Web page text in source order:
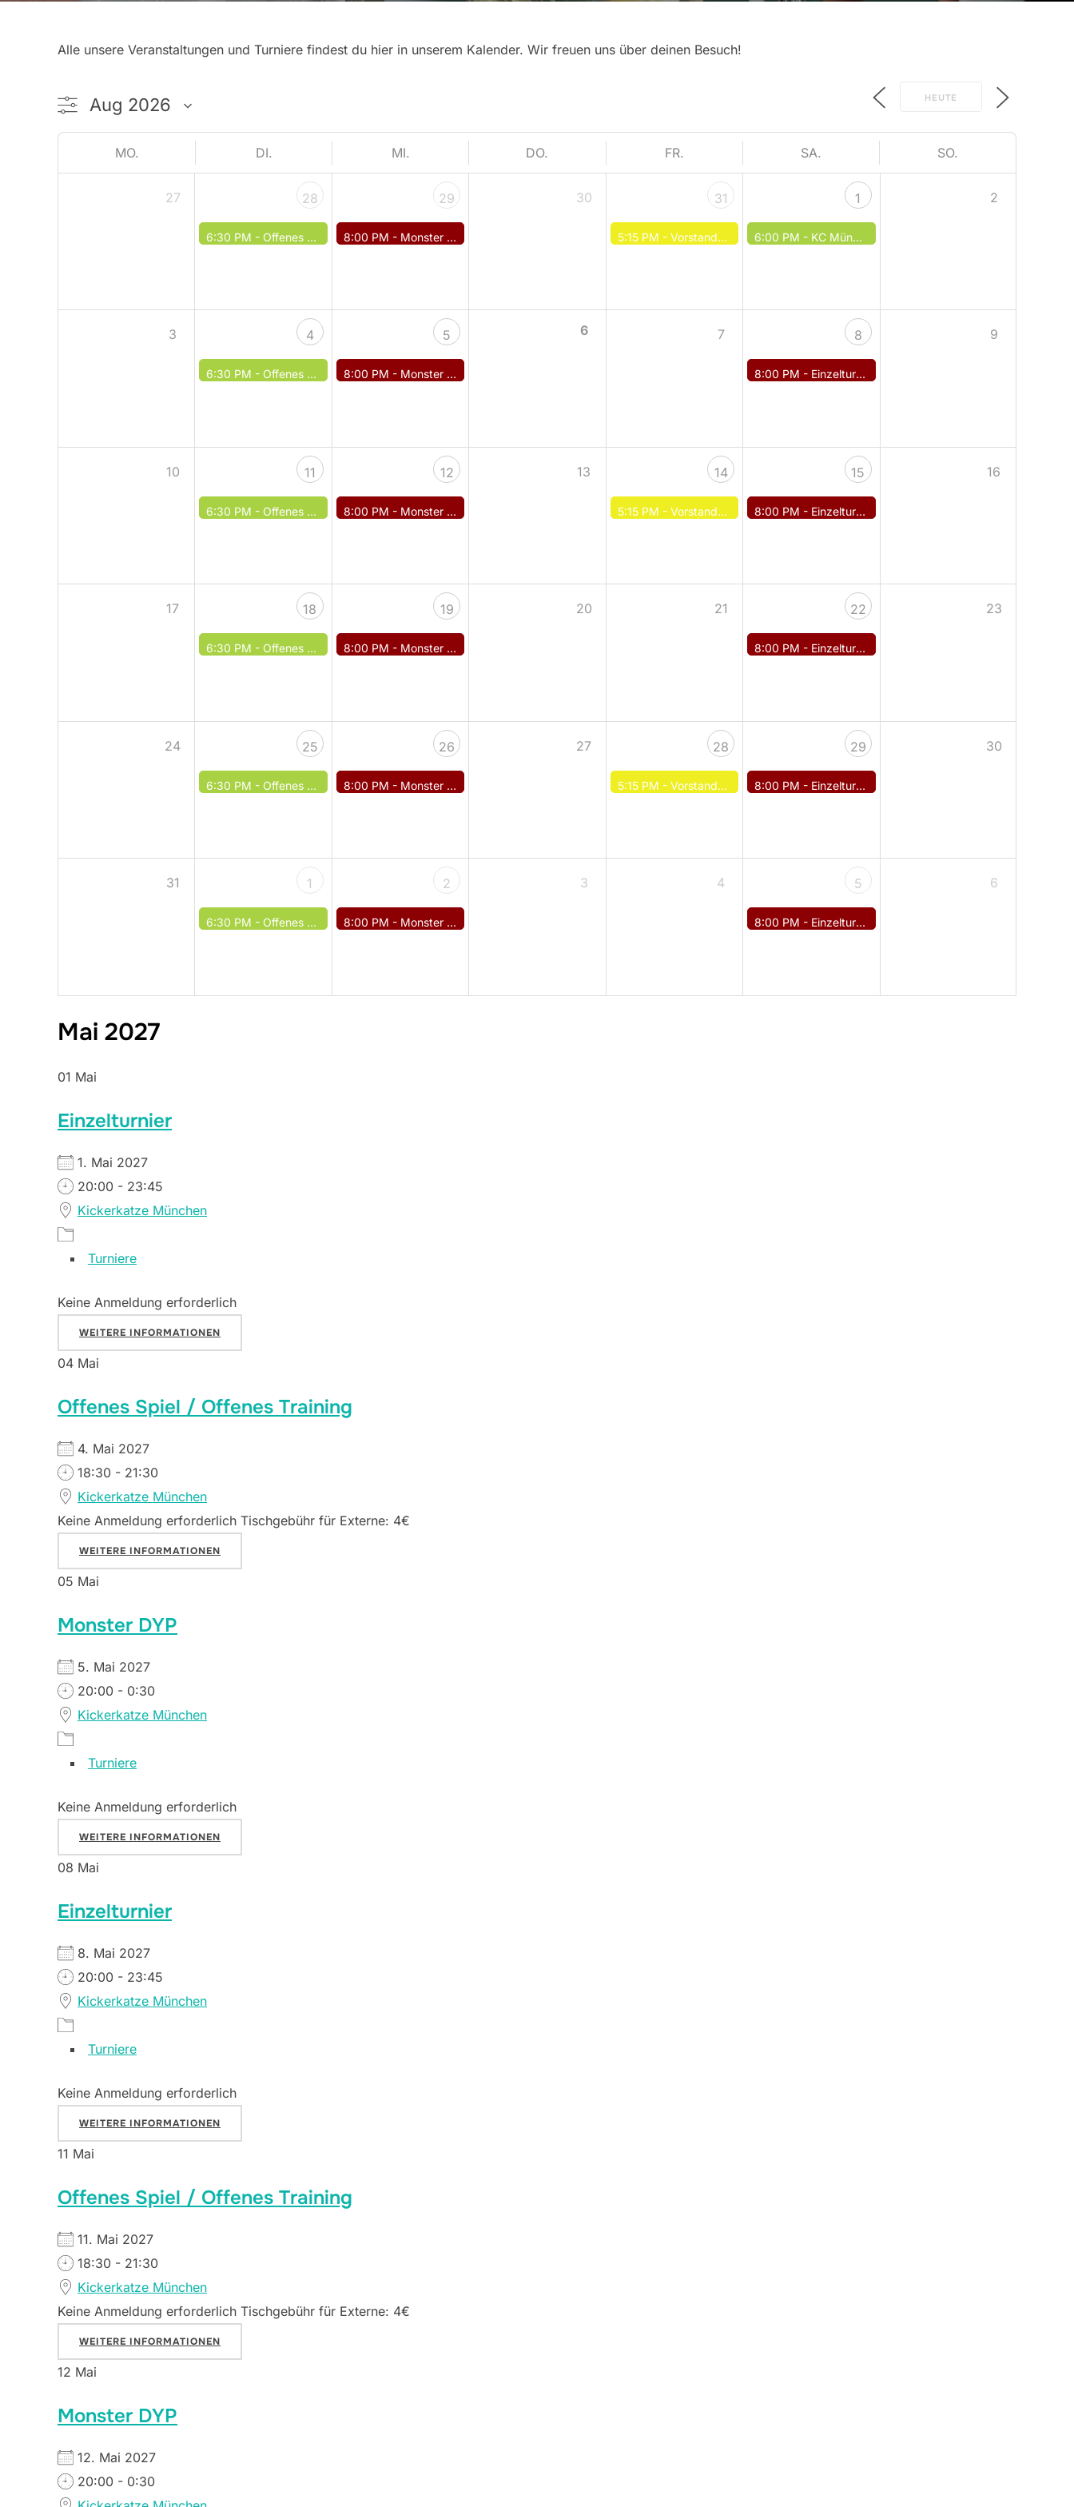
Alle unsere Veranstaltungen und Turniere findest du hier in unserem Kalender. Wir freuen uns über deinen Besuch!
HEUTE
MO. DI. MI. DO. FR. SA. SO.
27 28
6:30 PM -Offenes Spiel / Offenes Training
29
8:00 PM - Monster DYP
30 31
5:15 PM - Vorstandssitzung
1
6:00 PM - KC München 3 - SC Augsburg 4
2
3 4
6:30 PM -Offenes Spiel / Offenes Training
5
8:00 PM - Monster DYP
6 7 8
8:00 PM - Einzelturnier
9
10 11
6:30 PM -Offenes Spiel / Offenes Training
12
8:00 PM - Monster DYP
13 14
5:15 PM - Vorstandssitzung
15
8:00 PM - Einzelturnier
16
17 18
6:30 PM -Offenes Spiel / Offenes Training
19
8:00 PM - Monster DYP
20 21 22
8:00 PM - Einzelturnier
23
24 25
6:30 PM -Offenes Spiel / Offenes Training
26
8:00 PM - Monster DYP
27 28
5:15 PM - Vorstandssitzung
29
8:00 PM - Einzelturnier
30
31 1
6:30 PM -Offenes Spiel / Offenes Training
2
8:00 PM - Monster DYP
3 4 5
8:00 PM - Einzelturnier
6
Mai 2027
01 Mai
Einzelturnier
1. Mai 2027
20:00 - 23:45
Kickerkatze München
Turniere
Keine Anmeldung erforderlich
WEITERE INFORMATIONEN
04 Mai
Offenes Spiel / Offenes Training
4. Mai 2027
18:30 - 21:30
Kickerkatze München
Keine Anmeldung erforderlich Tischgebühr für Externe: 4€
WEITERE INFORMATIONEN
05 Mai
Monster DYP
5. Mai 2027
20:00 - 0:30
Kickerkatze München
Turniere
Keine Anmeldung erforderlich
WEITERE INFORMATIONEN
08 Mai
Einzelturnier
8. Mai 2027
20:00 - 23:45
Kickerkatze München
Turniere
Keine Anmeldung erforderlich
WEITERE INFORMATIONEN
11 Mai
Offenes Spiel / Offenes Training
11. Mai 2027
18:30 - 21:30
Kickerkatze München
Keine Anmeldung erforderlich Tischgebühr für Externe: 4€
WEITERE INFORMATIONEN
12 Mai
Monster DYP
12. Mai 2027
20:00 - 0:30